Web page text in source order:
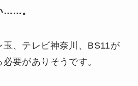
……。
玉、テレビ神奈川、BS11が
要がありそうです。